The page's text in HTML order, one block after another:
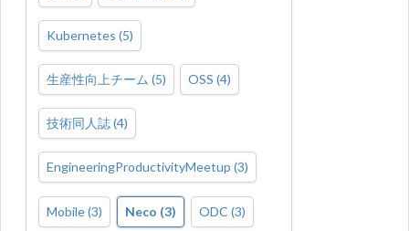
Kubernetes (5)
生産性向上チーム (5) OSS (4)
技術同人誌(4)
EngineeringProductivityMeetup (3)
Mobile(3) Neco (3) ODC (3)